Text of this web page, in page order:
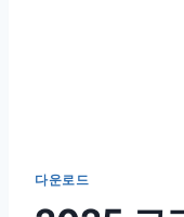
다운로드